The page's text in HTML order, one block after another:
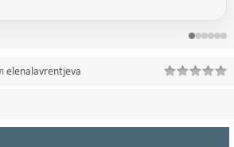
elenalavrentjeva